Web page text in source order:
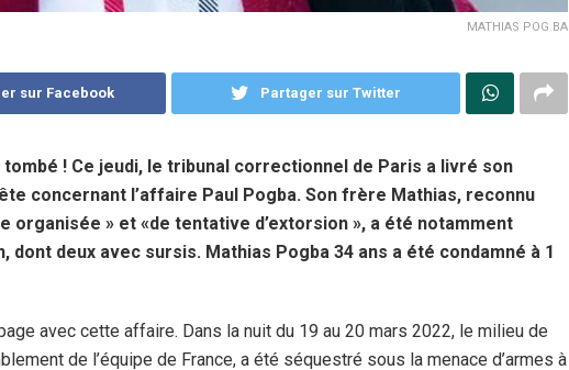
MATHIAS POG BA
sur Facebook Partager sur Twitter
! Ce jeudi, le tribunal correctionnel de Paris a livré son
concernant l’affaire Paul Pogba. Son frère Mathias, reconnu
organisée » et «de tentative d’extorsion », a été notamment
dont deux avec sursis. Mathias Pogba 34 ans a été condamné à 1
avec cette affaire. Dans la nuit du 19 au 20 mars 2022, le milieu de
de l’équipe de France, a été séquestré sous la menace d’armes à